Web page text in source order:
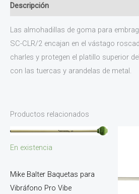
Descripción
Las almohadillas de goma para
SC-CLR/2 encajan en el vástago
charles y protegen el platillo superior
con las tuercas y arandelas de metal.
Productos relacionados
En existencia
Mike Balter Baquetas para
Vibráfono Pro Vibe